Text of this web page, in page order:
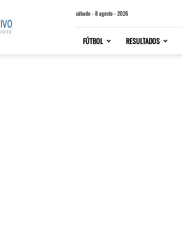
sábado - 8 agosto - 2026
FÚTBOL RESULTADOS